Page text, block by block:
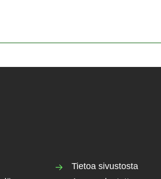
Tietoa sivustosta